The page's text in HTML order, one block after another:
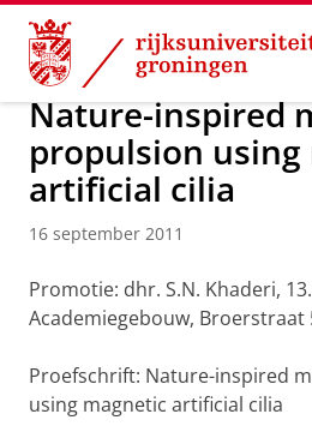
Skip
Content
Skip
Navigation
Over ons Actueel Nieuws
Nature-inspired
propulsion using
artificial cilia
16 september 2011
Promotie: dhr. S.N. Khaderi,
Academiegebouw, Broerstraat
Proefschrift: Nature-inspired
using magnetic artificial cilia